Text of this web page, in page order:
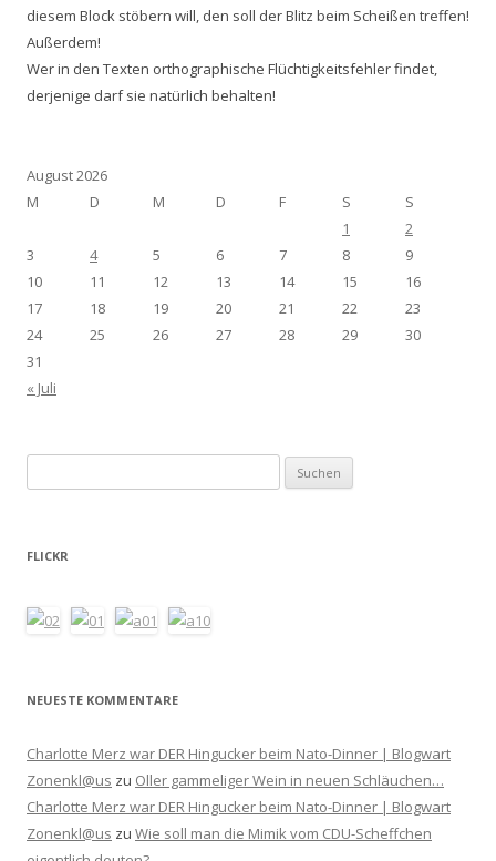
diesem Block stöbern will, den soll der Blitz beim Scheißen treffen!
Außerdem!
Wer in den Texten orthographische Flüchtigkeitsfehler findet,
derjenige darf sie natürlich behalten!
August 2026
M
D M D F S
S
1
2
3
4 5 6 7 8
9
10
11 12 13 14 15
16
17
18 19 20 21 22
23
24
25 26 27 28 29
30
31
« Juli
nach:
FLICKR
NEUESTE KOMMENTARE
Charlotte Merz war DER Hingucker beim Nato-Dinner | Blogwart
Zonenkl@us zu Oller gammeliger Wein in neuen Schläuchen…
Charlotte Merz war DER Hingucker beim Nato-Dinner | Blogwart
Zonenkl@us zu Wie soll man die Mimik vom CDU-Scheffchen